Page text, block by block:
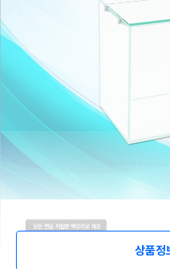
상품정